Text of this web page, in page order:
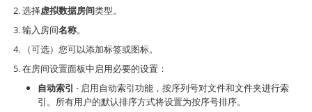
选择虚拟数据房间类型。
输入房间名称。
（可选）您可以添加标签或图标。
在房间设置面板中启用必要的设置：
自动索引 - 启用自动索引功能，按序列号对文件和文件夹进行索
引。所有用户的默认排序方式将设置为按序号排序。